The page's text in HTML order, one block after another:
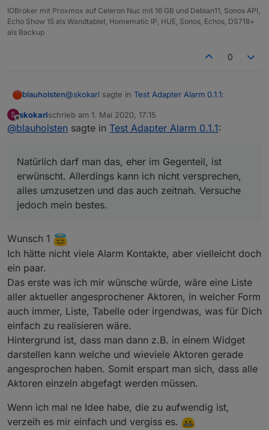
IOBroker mit Proxmox auf Celeron Nuc mit 16 GB und Debian11, Sonos API,
Echo Show 15 als Wandtablet, Homematic IP, HUE, Sonos, Echos, DS718+
als Backup
0
blauholsten@skokarl sagte in Test Adapter Alarm 0.1.1:
@blauholsten
Adapter hat unglaublich Potenzial.....spiele
nen bisschen rum,
da fallen mir bestimmt noch einige Dinge ein.
erwünscht. Allerdings kann ich nicht versprechen,
alles umzusetzen und das auch zeitnah. Versuche
jedoch mein bestes.
S
Offline
skokarlschrieb am 1. Mai 2020, 17:15
zuletzt editiert von
@blauholsten sagte in Test Adapter Alarm 0.1.1:
Natürlich darf man das, eher im Gegenteil, ist
erwünscht. Allerdings kann ich nicht versprechen,
alles umzusetzen und das auch zeitnah. Versuche
jedoch mein bestes.
Wunsch 1
Ich hätte nicht viele Alarm Kontakte, aber vielleicht doch
ein paar.
Das erste was ich mir wünsche würde, wäre eine Liste
aller aktueller angesprochener Aktoren, in welcher Form
auch immer, Liste, Tabelle oder irgendwas, was für Dich
einfach zu realisieren wäre.
Hintergrund ist, dass man dann z.B. in einem Widget
darstellen kann welche und wieviele Aktoren gerade
angesprochen haben. Somit erspart man sich, dass alle
Aktoren einzeln abgefagt werden müssen.
Wenn ich mal ne Idee habe, die zu aufwendig ist,
verzeih es mir einfach und vergiss es.